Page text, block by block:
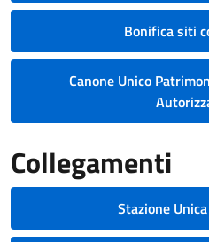
Bonifica siti
Canone Unico
Collegamenti
Stazione